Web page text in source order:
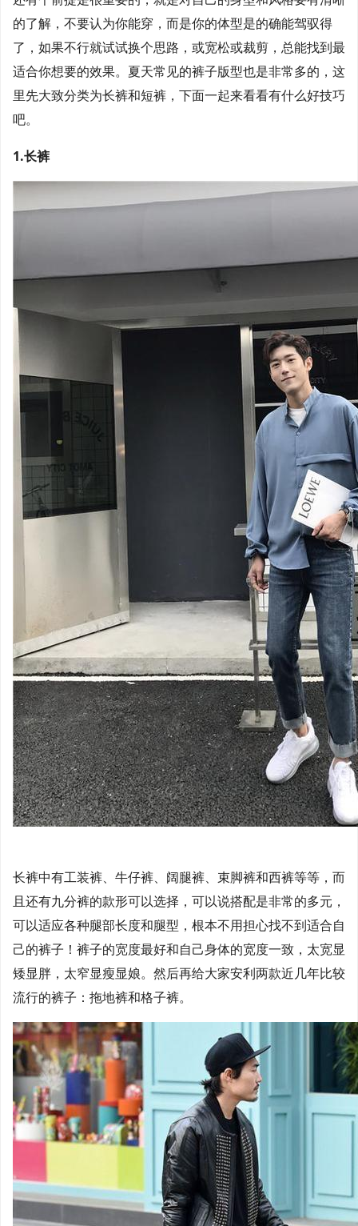
的了解，不要认为你能穿，而是你的体型是的确能驾驭得
了，如果不行就试试换个思路，或宽松或裁剪，总能找到最
适合你想要的效果。夏天常见的裤子版型也是非常多的，这
里先大致分类为长裤和短裤，下面一起来看看有什么好技巧
吧。
1.长裤
长裤中有工装裤、牛仔裤、阔腿裤、束脚裤和西裤等等，而
且还有九分裤的款形可以选择，可以说搭配是非常的多元，
可以适应各种腿部长度和腿型，根本不用担心找不到适合自
己的裤子！裤子的宽度最好和自己身体的宽度一致，太宽显
矮显胖，太窄显瘦显娘。然后再给大家安利两款近几年比较
流行的裤子：拖地裤和格子裤。